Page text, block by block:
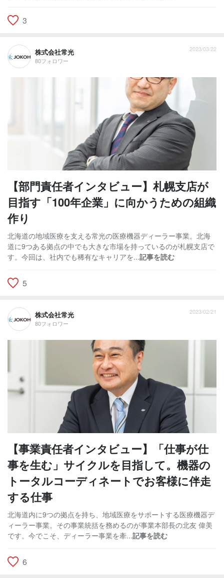
3
株式会社常光
80フォロワー
2023/03/22
【部門責任者インタビュー】札幌支店が
目指す「100年企業」に向かうための組織
作り
北海道の地域医療を支える常光の医療機器ディーラー事業。北海
道に9つある拠点の中でも大きな市場を持っているのが札幌支店で
す。今回は、社内でも稀有なキャリアを...記事を読む
5
株式会社常光
80フォロワー
2023/02/21
【事業責任者インタビュー】「仕事が仕
事を生む」サイクルを目指して。機器の
トータルコーディネートでお客様に伴走
する仕事
北海道内に9つの拠点を持ち、地域医療をサポートする医療機器デ
ィーラー事業。その事業統括を務めるのが事業本部長の北友 偉美
です。今でこそ、ディーラー事業を牽...記事を読む
6